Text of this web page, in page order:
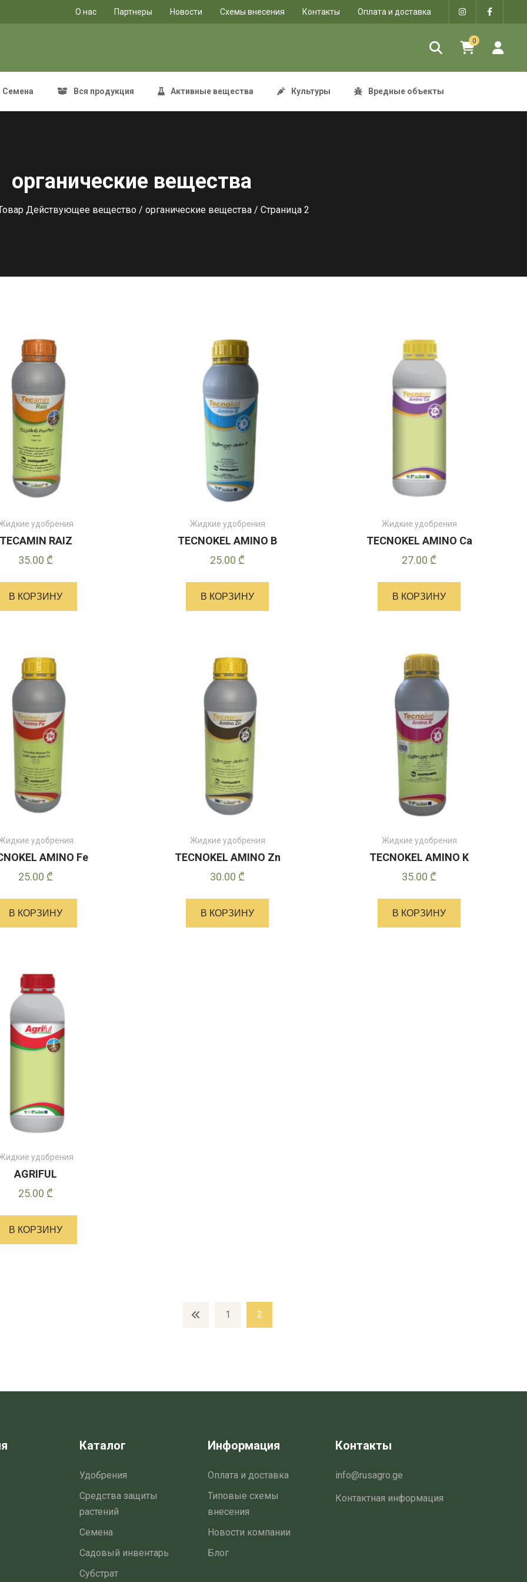
O нас Партнеры Новости Схемы внесения Контакты Оплата и доставка
0
Семена Вся продукция Активные вещества Культуры Вредные объекты
органические вещества
Действующее вещество / органические вещества / Страница 2
удобрения
RAIZ
35.00 ₾
В КОРЗИНУ
Жидкие удобрения
TECNOKEL AMINO B
25.00 ₾
В КОРЗИНУ
Жидкие удобрения
TECNOKEL AMINO Ca
27.00 ₾
В КОРЗИНУ
удобрения
AMINO Fe
25.00 ₾
В КОРЗИНУ
Жидкие удобрения
TECNOKEL AMINO Zn
30.00 ₾
В КОРЗИНУ
Жидкие удобрения
TECNOKEL AMINO K
35.00 ₾
В КОРЗИНУ
удобрения
AGRIFUL
25.00 ₾
В КОРЗИНУ
1 2
Каталог
Удобрения
Средства защиты
растений
Семена
Садовый инвентарь
Субстрат
Информация
Оплата и доставка
Типовые схемы
внесения
Новости компании
Блог
Контакты
info@rusagro.ge
Контактная информация